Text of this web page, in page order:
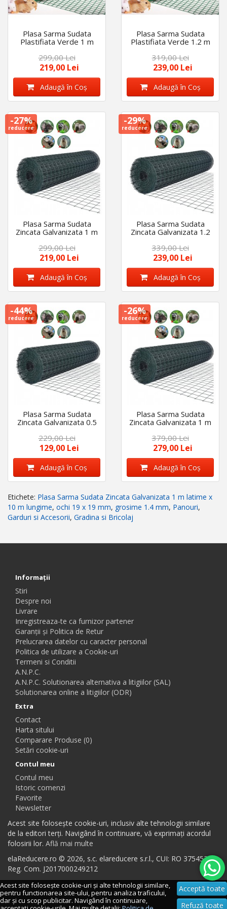
Plasa Sarma Sudata
Plastifiata Verde 1 m
ochi 16 x 16mm,
grosime 1mm
299,00 Lei
219,00 Lei
Adaugă în Coş
Plasa Sarma Sudata
Plastifiata Verde 1.2 m
ochi 16 x 16mm,
grosime 1.2 mm
319,00 Lei
239,00 Lei
Adaugă în Coş
-27%
reducere
Plasa Sarma Sudata
Zincata Galvanizata 1 m
ochi 13 x 13 mm,
grosime 0.9 mm
299,00 Lei
219,00 Lei
Adaugă în Coş
-29%
reducere
Plasa Sarma Sudata
Zincata Galvanizata 1.2
ochi 13 x 13 mm,
grosime 0.9 mm
339,00 Lei
239,00 Lei
Adaugă în Coş
-44%
reducere
Plasa Sarma Sudata
Zincata Galvanizata 0.5
ochi 13 x 13 mm,
grosime 1 mm
229,00 Lei
129,00 Lei
Adaugă în Coş
-26%
reducere
Plasa Sarma Sudata
Zincata Galvanizata 1 m
ochi 16 x 16 mm,
grosime 1.2 mm
379,00 Lei
279,00 Lei
Adaugă în Coş
Etichete: Plasa Sarma Sudata Zincata Galvanizata 1 m latime x
10 m lungime, ochi 19 x 19 mm, grosime 1.4 mm, Panouri,
Garduri si Accesorii, Gradina si Bricolaj
Informaţii
Stiri
Despre noi
Livrare
Inregistreaza-te ca furnizor partener
Garanții și Politica de Retur
Prelucrarea datelor cu caracter personal
Politica de utilizare a Cookie-uri
Termeni si Conditii
A.N.P.C.
A.N.P.C. Solutionarea alternativa a litigiilor (SAL)
Solutionarea online a litigiilor (ODR)
Extra
Contact
Harta sitului
Comparare Produse (0)
Setări cookie-uri
Contul meu
Contul meu
Istoric comenzi
Favorite
Newsletter
Acest site folosește cookie-uri, inclusiv alte tehnologii similare
de la editori terți. Navigând în continuare, vă exprimați acordul
folosirii lor. Află mai multe
elaReducere.ro © 2026, s.c. elareducere s.r.l., CUI: RO 37545384,
Reg. Com. J2017000249212
Acest site folosește cookie-uri și alte tehnologii similare,
pentru functionarea site-ului, pentru analiza traficului,
dar și cu scop publicitar. Navigând în continuare,
Acceptă toate
Refuză toate